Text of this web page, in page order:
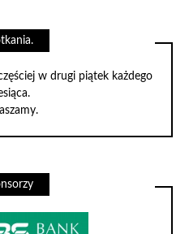
w drugi piątek każdego